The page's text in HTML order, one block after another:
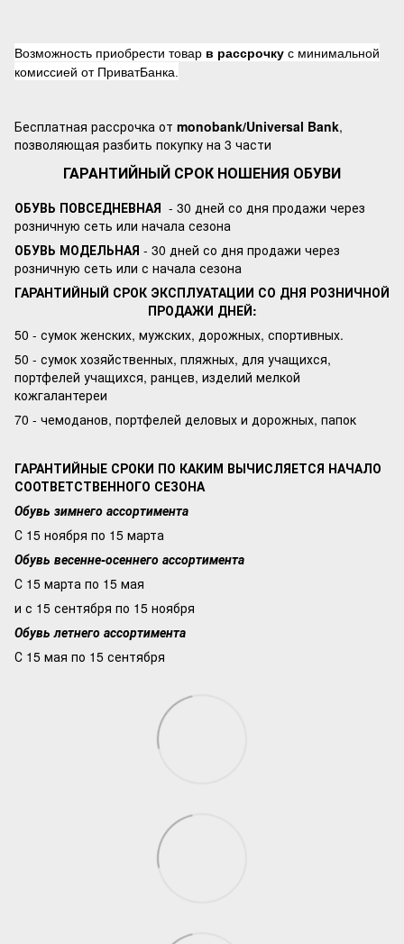
Возможность приобрести товар в рассрочку с минимальной
комиссией от ПриватБанка.
Бесплатная рассрочка от monobank/Universal Bank,
позволяющая разбить покупку на 3 части
ГАРАНТИЙНЫЙ СРОК НОШЕНИЯ ОБУВИ
ОБУВЬ ПОВСЕДНЕВНАЯ - 30 дней со дня продажи через
розничную сеть или начала сезона
ОБУВЬ МОДЕЛЬНАЯ - 30 дней со дня продажи через
розничную сеть или с начала сезона
ГАРАНТИЙНЫЙ СРОК ЭКСПЛУАТАЦИИ СО ДНЯ РОЗНИЧНОЙ
ПРОДАЖИ ДНЕЙ:
50 - сумок женских, мужских, дорожных, спортивных.
50 - сумок хозяйственных, пляжных, для учащихся,
портфелей учащихся, ранцев, изделий мелкой
кожгалантереи
70 - чемоданов, портфелей деловых и дорожных, папок
ГАРАНТИЙНЫЕ СРОКИ ПО КАКИМ ВЫЧИСЛЯЕТСЯ НАЧАЛО
СООТВЕТСТВЕННОГО СЕЗОНА
Обувь зимнего ассортимента
С 15 ноября по 15 марта
Обувь весенне-осеннего ассортимента
С 15 марта по 15 мая
и с 15 сентября по 15 ноября
Обувь летнего ассортимента
С 15 мая по 15 сентября